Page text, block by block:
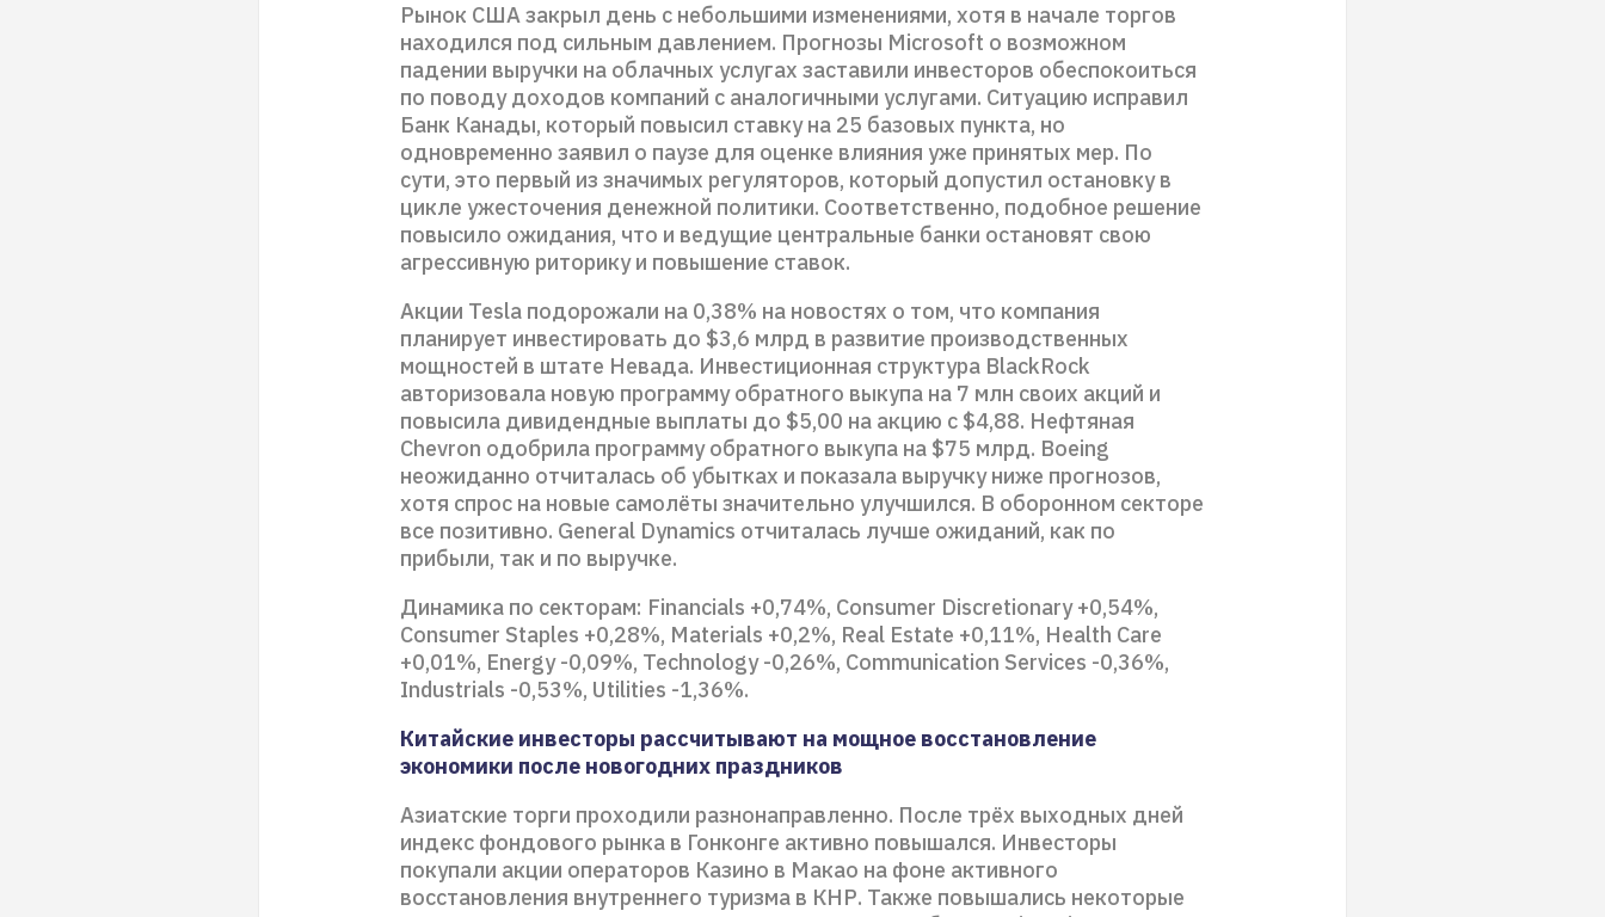
Рынок США закрыл день с небольшими изменениями, хотя в начале торгов
находился под сильным давлением. Прогнозы Microsoft о возможном
падении выручки на облачных услугах заставили инвесторов обеспокоиться
по поводу доходов компаний с аналогичными услугами. Ситуацию исправил
Банк Канады, который повысил ставку на 25 базовых пункта, но
одновременно заявил о паузе для оценке влияния уже принятых мер. По
сути, это первый из значимых регуляторов, который допустил остановку в
цикле ужесточения денежной политики. Соответственно, подобное решение
повысило ожидания, что и ведущие центральные банки остановят свою
агрессивную риторику и повышение ставок.
Акции Tesla подорожали на 0,38% на новостях о том, что компания
планирует инвестировать до $3,6 млрд в развитие производственных
мощностей в штате Невада. Инвестиционная структура BlackRock
авторизовала новую программу обратного выкупа на 7 млн своих акций и
повысила дивидендные выплаты до $5,00 на акцию с $4,88. Нефтяная
Chevron одобрила программу обратного выкупа на $75 млрд. Boeing
неожиданно отчиталась об убытках и показала выручку ниже прогнозов,
хотя спрос на новые самолёты значительно улучшился. В оборонном секторе
все позитивно. General Dynamics отчиталась лучше ожиданий, как по
прибыли, так и по выручке.
Динамика по секторам: Financials +0,74%, Consumer Discretionary +0,54%,
Consumer Staples +0,28%, Materials +0,2%, Real Estate +0,11%, Health Care
+0,01%, Energy -0,09%, Technology -0,26%, Communication Services -0,36%,
Industrials -0,53%, Utilities -1,36%.
Китайские инвесторы рассчитывают на мощное восстановление
экономики после новогодних праздников
Азиатские торги проходили разнонаправленно. После трёх выходных дней
индекс фондового рынка в Гонконге активно повышался. Инвесторы
покупали акции операторов Казино в Макао на фоне активного
восстановления внутреннего туризма в КНР. Также повышались некоторые